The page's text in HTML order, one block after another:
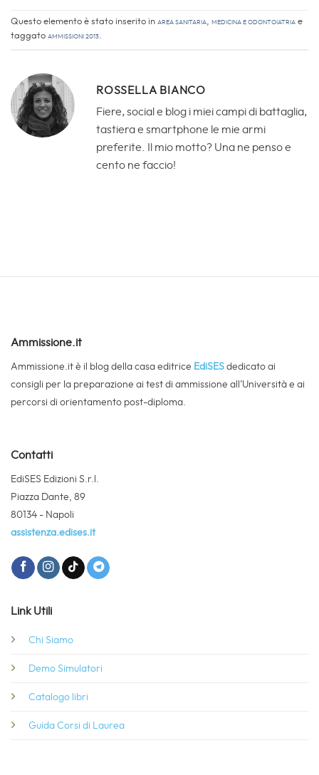
Questo elemento è stato inserito in Area sanitaria, Medicina e Odontoiatria e
taggato Ammissioni 2013.
ROSSELLA BIANCO
Fiere, social e blog i miei campi di battaglia,
tastiera e smartphone le mie armi
preferite. Il mio motto? Una ne penso e
cento ne faccio!
Ammissione.it
Ammissione.it è il blog della casa editrice EdiSES dedicato ai
consigli per la preparazione ai test di ammissione all’Università e ai
percorsi di orientamento post-diploma.
Contatti
EdiSES Edizioni S.r.l.
Piazza Dante, 89
80134 - Napoli
assistenza.edises.it
Link Utili
Chi Siamo
Demo Simulatori
Catalogo libri
Guida Corsi di Laurea